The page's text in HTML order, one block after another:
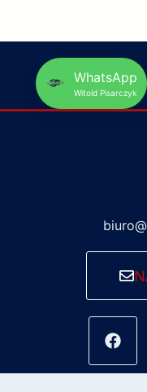
WhatsApp
Witold Pisarczyk